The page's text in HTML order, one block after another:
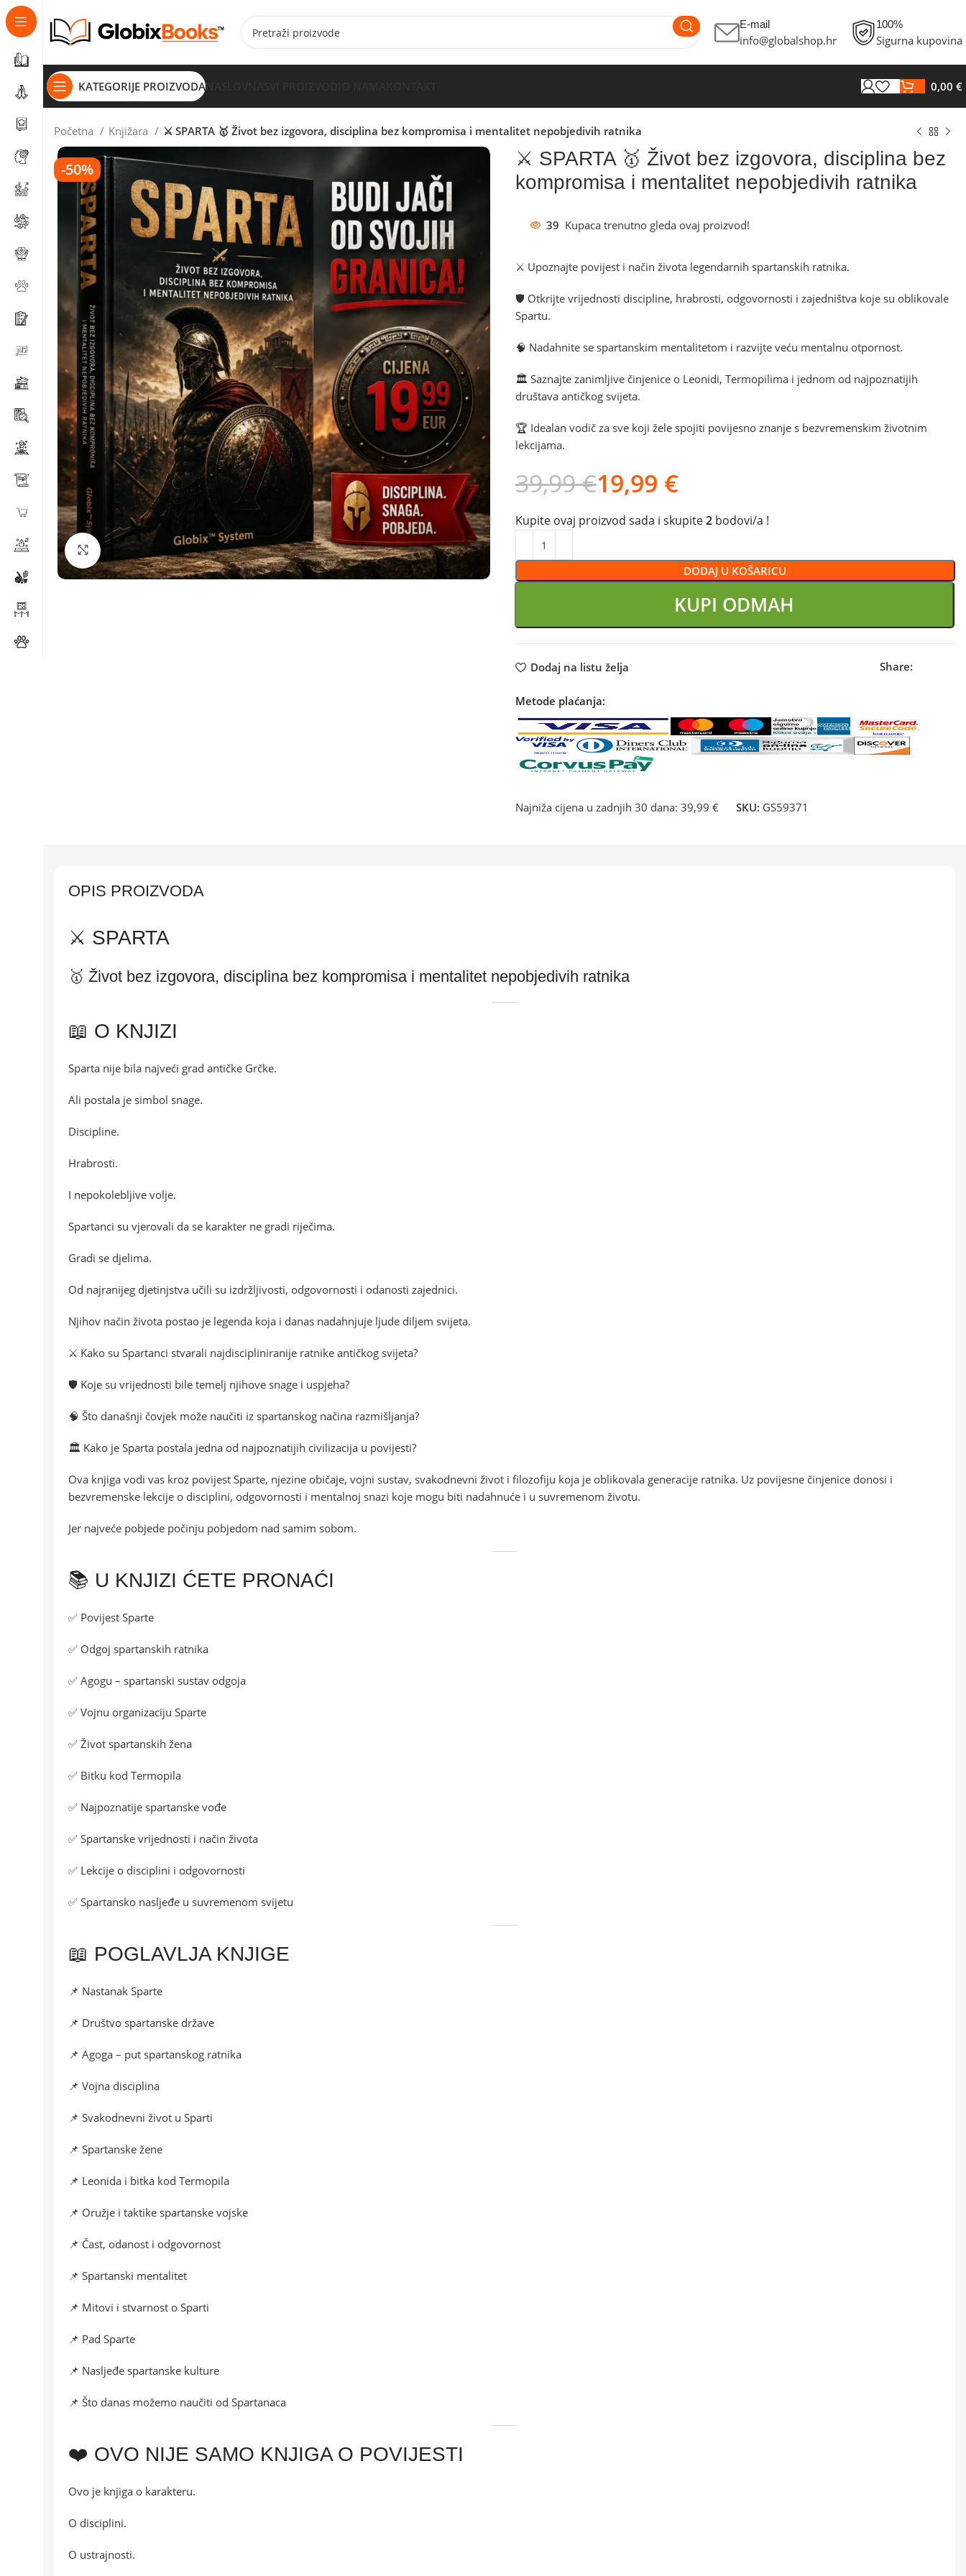
E-mail
info@globalshop.hr
100%
Sigurna kupovina
KATEGORIJE PROIZVODA 0,00 €
Početna Knjižara ⚔️ SPARTA 🥇 Život bez izgovora, disciplina bez kompromisa i mentalitet nepobjedivih ratnika
€ €
€ €
-50%
Klikni za povećanje
⚔️ SPARTA 🥇 Život bez izgovora, disciplina bez
kompromisa i mentalitet nepobjedivih ratnika
39 Kupaca trenutno gleda ovaj proizvod!
⚔️ Upoznajte povijest i način života legendarnih spartanskih ratnika.
🛡️ Otkrijte vrijednosti discipline, hrabrosti, odgovornosti i zajedništva koje su oblikovale
Spartu.
🧠 Nadahnite se spartanskim mentalitetom i razvijte veću mentalnu otpornost.
🏛️ Saznajte zanimljive činjenice o Leonidi, Termopilima i jednom od najpoznatijih
društava antičkog svijeta.
🏆 Idealan vodič za sve koji žele spojiti povijesno znanje s bezvremenskim životnim
lekcijama.
39,99€19,99 €
Kupite ovaj proizvod sada i skupite2bodovi/a !
DODAJ U KOŠARICU
KUPI ODMAH
Dodaj na listu želja Share:
Metode plaćanja:
Najniža cijena u zadnjih 30 dana: 39,99 € SKU: GS59371
OPIS PROIZVODA
⚔️ SPARTA
🥇 Život bez izgovora, disciplina bez kompromisa i mentalitet nepobjedivih ratnika
📖 O KNJIZI
Sparta nije bila najveći grad antičke Grčke.
Ali postala je simbol snage.
Discipline.
Hrabrosti.
I nepokolebljive volje.
Spartanci su vjerovali da se karakter ne gradi riječima.
Gradi se djelima.
Od najranijeg djetinjstva učili su izdržljivosti, odgovornosti i odanosti zajednici.
Njihov način života postao je legenda koja i danas nadahnjuje ljude diljem svijeta.
⚔️ Kako su Spartanci stvarali najdiscipliniranije ratnike antičkog svijeta?
🛡️ Koje su vrijednosti bile temelj njihove snage i uspjeha?
🧠 Što današnji čovjek može naučiti iz spartanskog načina razmišljanja?
🏛️ Kako je Sparta postala jedna od najpoznatijih civilizacija u povijesti?
Ova knjiga vodi vas kroz povijest Sparte, njezine običaje, vojni sustav, svakodnevni život i filozofiju koja je oblikovala generacije ratnika. Uz povijesne činjenice donosi i
bezvremenske lekcije o disciplini, odgovornosti i mentalnoj snazi koje mogu biti nadahnuće i u suvremenom životu.
Jer najveće pobjede počinju pobjedom nad samim sobom.
📚 U KNJIZI ĆETE PRONAĆI
✅ Povijest Sparte
✅ Odgoj spartanskih ratnika
✅ Agogu – spartanski sustav odgoja
✅ Vojnu organizaciju Sparte
✅ Život spartanskih žena
✅ Bitku kod Termopila
✅ Najpoznatije spartanske vođe
✅ Spartanske vrijednosti i način života
✅ Lekcije o disciplini i odgovornosti
✅ Spartansko nasljeđe u suvremenom svijetu
📖 POGLAVLJA KNJIGE
📌 Nastanak Sparte
📌 Društvo spartanske države
📌 Agoga – put spartanskog ratnika
📌 Vojna disciplina
📌 Svakodnevni život u Sparti
📌 Spartanske žene
📌 Leonida i bitka kod Termopila
📌 Oružje i taktike spartanske vojske
📌 Čast, odanost i odgovornost
📌 Spartanski mentalitet
📌 Mitovi i stvarnost o Sparti
📌 Pad Sparte
📌 Nasljeđe spartanske kulture
📌 Što danas možemo naučiti od Spartanaca
❤️ OVO NIJE SAMO KNJIGA O POVIJESTI
Ovo je knjiga o karakteru.
O disciplini.
O ustrajnosti.